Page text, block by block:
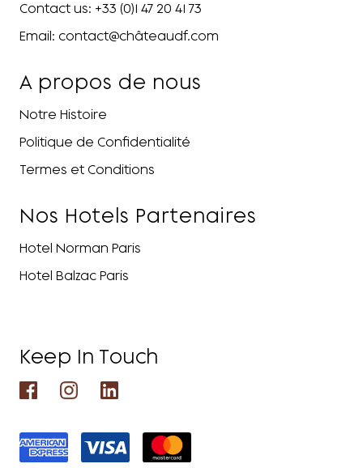
Contact us: +33 (0)1 47 20 41 73
Email: contact@châteaudf.com
A propos de nous
Notre Histoire
Politique de Confidentialité
Termes et Conditions
Nos Hotels Partenaires
Hotel Norman Paris
Hotel Balzac Paris
Keep In Touch